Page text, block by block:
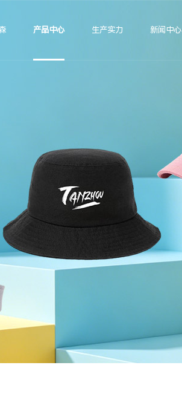
产品中心 生产实力 新闻中心